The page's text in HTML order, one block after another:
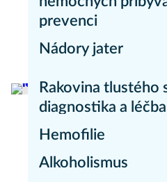
prevenci
Zdravý životní styl
Nádory jater
Rakovina tlustého
diagnostika a léčba
Zdravý životní styl
Hemofilie
Nemoci
Alkoholismus